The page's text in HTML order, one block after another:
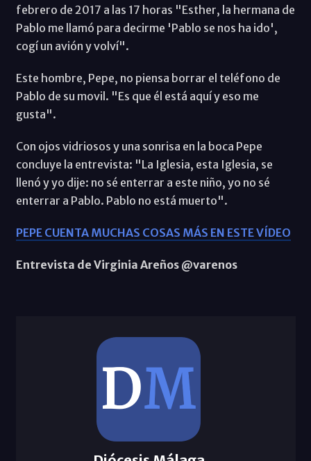
febrero de 2017 a las 17 horas "Esther, la hermana de
Pablo me llamó para decirme 'Pablo se nos ha ido',
cogí un avión y volví".
Este hombre, Pepe, no piensa borrar el teléfono de
Pablo de su movil. "Es que él está aquí y eso me
gusta".
Con ojos vidriosos y una sonrisa en la boca Pepe
concluye la entrevista: "La Iglesia, esta Iglesia, se
llenó y yo dije: no sé enterrar a este niño, yo no sé
enterrar a Pablo. Pablo no está muerto".
PEPE CUENTA MUCHAS COSAS MÁS EN ESTE VÍDEO
Entrevista de Virginia Areños @varenos